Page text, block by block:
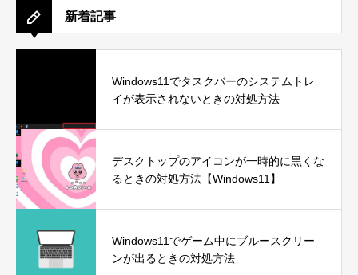
新着記事
Windows11でタスクバーのシステムトレ
イが表示されないときの対処方法
デスクトップのアイコンが一時的に黒くな
るときの対処方法【Windows11】
Windows11でゲーム中にブルースクリー
ンが出るときの対処方法